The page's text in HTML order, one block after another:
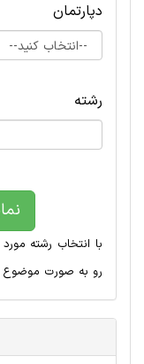
دپارتمان
رشته
با انتخاب رشته
رو به صورت موضوع